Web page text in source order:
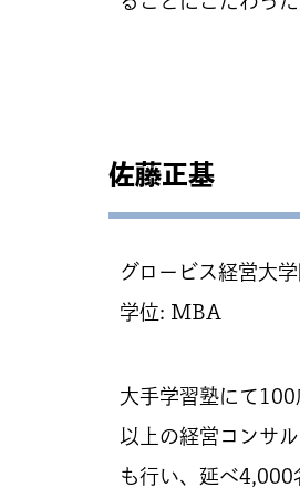
佐藤正基
グロービス経営大
学位: MBA
大手学習塾にて
以上の経営コンサ
も行い、延べ4,000